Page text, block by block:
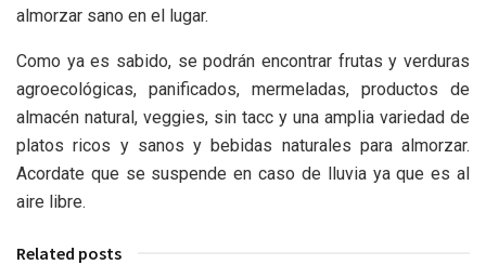
almorzar sano en el lugar.
Como ya es sabido, se podrán encontrar frutas y verduras
agroecológicas, panificados, mermeladas, productos de
almacén natural, veggies, sin tacc y una amplia variedad de
platos ricos y sanos y bebidas naturales para almorzar.
Acordate que se suspende en caso de lluvia ya que es al
aire libre.
Related posts